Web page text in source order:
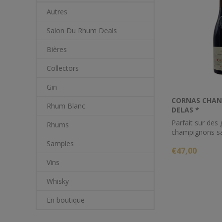
CORNAS
DELAS *
Parfait sur des
champignons
€47,00
Autres
Salon Du Rhum Deals
Bières
Collectors
Gin
Rhum Blanc
Rhums
Samples
Vins
Whisky
En boutique